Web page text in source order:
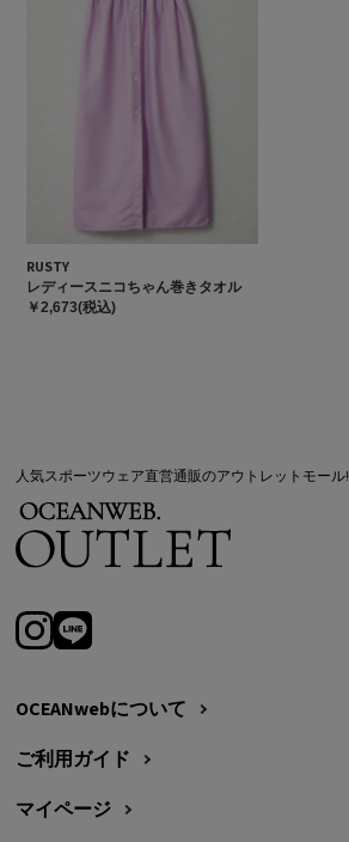
RUSTY
レディースニコちゃん巻きタオル
￥2,673(税込)
人気スポーツウェア直営通販のアウトレットモール!
OCEANwebについて
ご利用ガイド
マイページ